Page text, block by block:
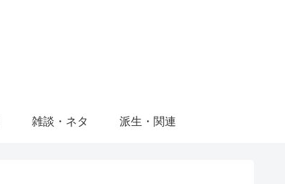
雑談・ネタ 派生・関連